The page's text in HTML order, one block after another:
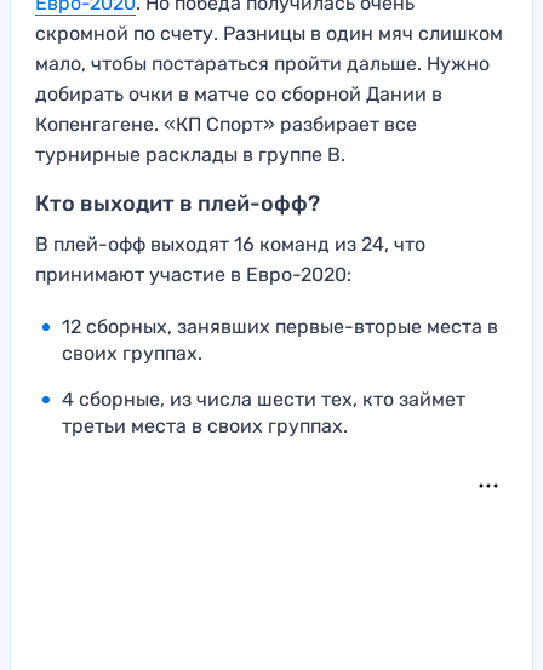
скромной по счету. Разницы в один мяч слишком
мало, чтобы постараться пройти дальше. Нужно
добирать очки в матче со сборной Дании в
Копенгагене. «КП Спорт» разбирает все
турнирные расклады в группе В.
Кто выходит в плей-офф?
В плей-офф выходят 16 команд из 24, что
принимают участие в Евро-2020:
12 сборных, занявших первые-вторые места в
своих группах.
4 сборные, из числа шести тех, кто займет
третьи места в своих группах.